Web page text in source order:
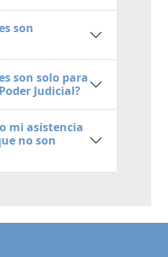
son
son solo para
Judicial?
mi asistencia
no son